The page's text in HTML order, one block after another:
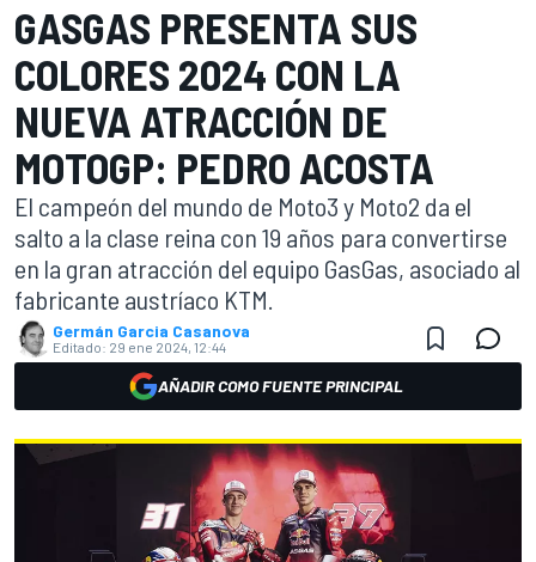
GASGAS PRESENTA SUS
COLORES 2024 CON LA
NUEVA ATRACCIÓN DE
MOTOGP: PEDRO ACOSTA
El campeón del mundo de Moto3 y Moto2 da el
salto a la clase reina con 19 años para convertirse
en la gran atracción del equipo GasGas, asociado al
fabricante austríaco KTM.
Germán Garcia Casanova
Editado: 29 ene 2024, 12:44
AÑADIR COMO FUENTE PRINCIPAL